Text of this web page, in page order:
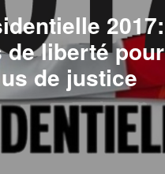
2017:
de liberté pour
de justice